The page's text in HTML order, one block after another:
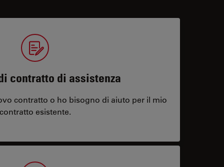
contratto di assistenza
contratto o ho bisogno di aiuto per il mio
esistente.